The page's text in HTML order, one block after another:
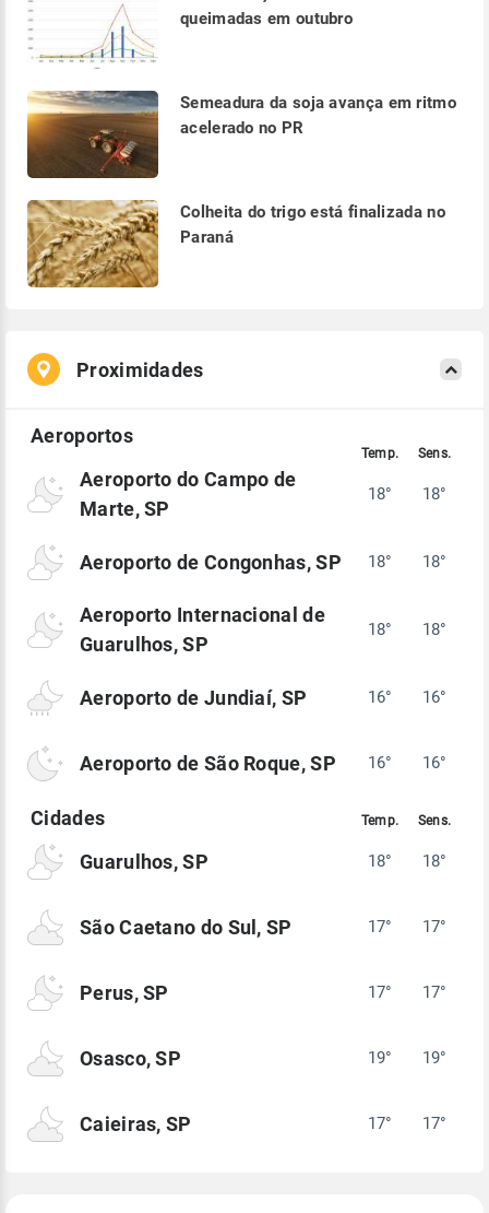
queimadas em outubro
Semeadura da soja avança em ritmo
acelerado no PR
Colheita do trigo está finalizada no
Paraná
Proximidades
Aeroporto do Campo de
Marte, SP
18° 18°
Aeroporto de Congonhas, SP 18° 18°
Aeroporto Internacional de
Guarulhos, SP
18° 18°
Aeroporto de Jundiaí, SP 16° 16°
Aeroporto de São Roque, SP 16° 16°
Guarulhos, SP 18° 18°
São Caetano do Sul, SP 17° 17°
Perus, SP 17° 17°
Osasco, SP 19° 19°
Caieiras, SP 17° 17°